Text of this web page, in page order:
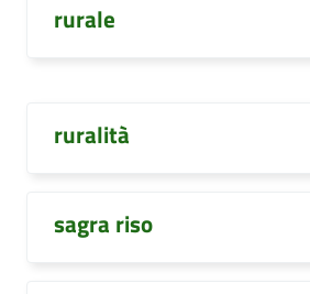
rurale
ruralità
sagra riso